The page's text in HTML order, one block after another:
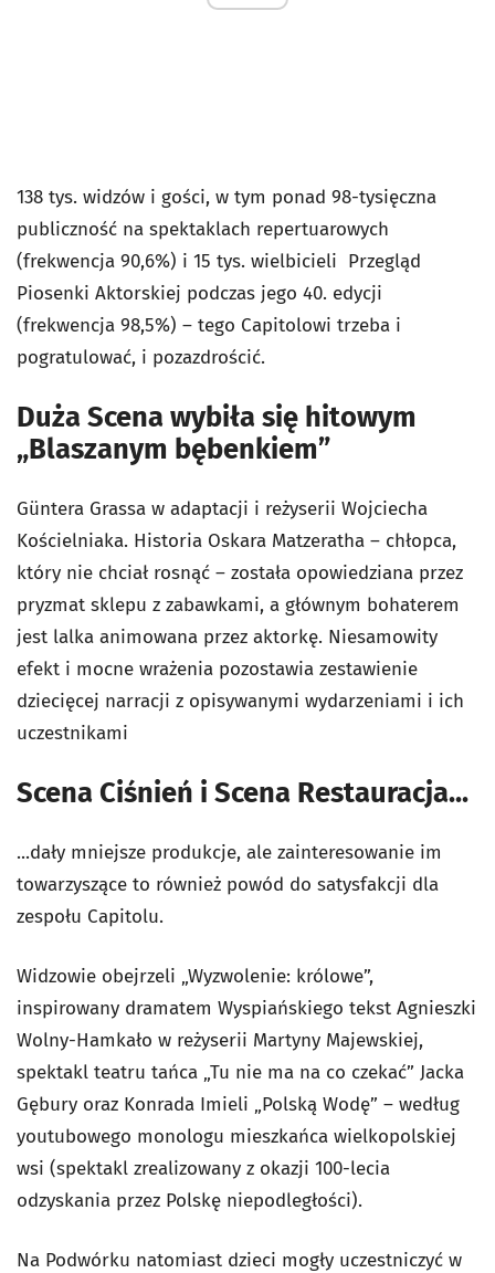
138 tys. widzów i gości, w tym ponad 98-tysięczna
publiczność na spektaklach repertuarowych
(frekwencja 90,6%) i 15 tys. wielbicieli Przegląd
Piosenki Aktorskiej podczas jego 40. edycji
(frekwencja 98,5%) – tego Capitolowi trzeba i
pogratulować, i pozazdrościć.
Duża Scena wybiła się hitowym
„Blaszanym bębenkiem”
Güntera Grassa w adaptacji i reżyserii Wojciecha
Kościelniaka. Historia Oskara Matzeratha – chłopca,
który nie chciał rosnąć – została opowiedziana przez
pryzmat sklepu z zabawkami, a głównym bohaterem
jest lalka animowana przez aktorkę. Niesamowity
efekt i mocne wrażenia pozostawia zestawienie
dziecięcej narracji z opisywanymi wydarzeniami i ich
uczestnikami
Scena Ciśnień i Scena Restauracja...
...dały mniejsze produkcje, ale zainteresowanie im
towarzyszące to również powód do satysfakcji dla
zespołu Capitolu.
Widzowie obejrzeli „Wyzwolenie: królowe”,
inspirowany dramatem Wyspiańskiego tekst Agnieszki
Wolny-Hamkało w reżyserii Martyny Majewskiej,
spektakl teatru tańca „Tu nie ma na co czekać” Jacka
Gębury oraz Konrada Imieli „Polską Wodę” – według
youtubowego monologu mieszkańca wielkopolskiej
wsi (spektakl zrealizowany z okazji 100-lecia
odzyskania przez Polskę niepodległości).
Na Podwórku natomiast dzieci mogły uczestniczyć w